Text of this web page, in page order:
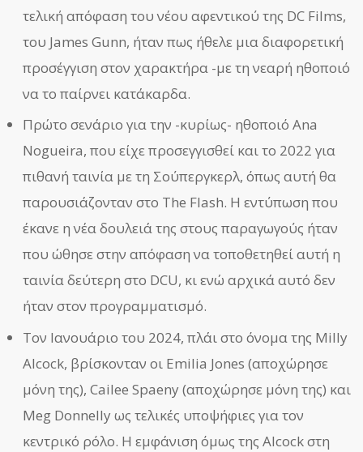
τελική απόφαση του νέου αφεντικού της DC Films,
του James Gunn, ήταν πως ήθελε μια διαφορετική
προσέγγιση στον χαρακτήρα -με τη νεαρή ηθοποιό
να το παίρνει κατάκαρδα.
Πρώτο σενάριο για την -κυρίως- ηθοποιό Ana
Nogueira, που είχε προσεγγισθεί και το 2022 για
πιθανή ταινία με τη Σούπεργκερλ, όπως αυτή θα
παρουσιάζονταν στο The Flash. Η εντύπωση που
έκανε η νέα δουλειά της στους παραγωγούς ήταν
που ώθησε στην απόφαση να τοποθετηθεί αυτή η
ταινία δεύτερη στο DCU, κι ενώ αρχικά αυτό δεν
ήταν στον προγραμματισμό.
Τον Ιανουάριο του 2024, πλάι στο όνομα της Milly
Alcock, βρίσκονταν οι Emilia Jones (αποχώρησε
μόνη της), Cailee Spaeny (αποχώρησε μόνη της) και
Meg Donnelly ως τελικές υποψήφιες για τον
κεντρικό ρόλο. Η εμφάνιση όμως της Alcock στη